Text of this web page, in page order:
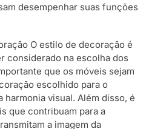
desempenhar suas funções
O estilo de decoração é
considerado na escolha dos
que os móveis sejam
escolhido para o
harmonia visual. Além disso, é
que contribuam para a
a imagem da